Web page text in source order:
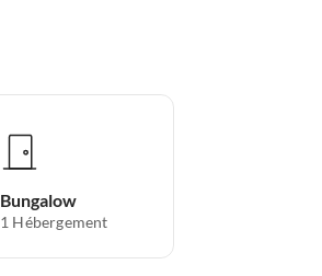
Bungalow
1 Hébergement